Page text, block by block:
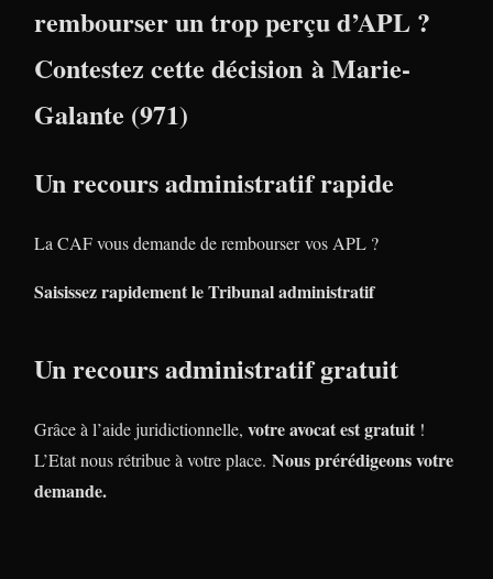
rembourser un trop perçu d’APL ?
Contestez cette décision à Marie-
Galante (971)
Un recours administratif rapide
La CAF vous demande de rembourser vos APL ?
Saisissez rapidement le Tribunal administratif
Un recours administratif gratuit
Grâce à l’aide juridictionnelle, votre avocat est gratuit !
L’Etat nous rétribue à votre place. Nous prérédigeons votre
demande.